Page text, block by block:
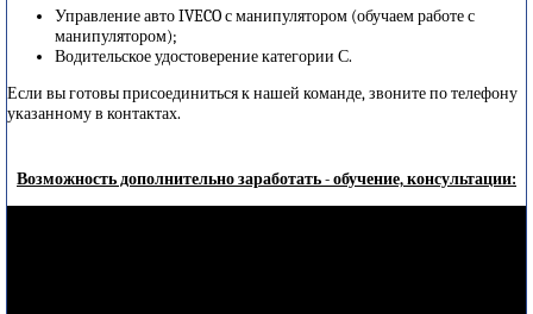
Управление авто IVECO с манипулятором (обучаем работе с
манипулятором);
Водительское удостоверение категории С.
Если вы готовы присоединиться к нашей команде, звоните по телефону
указанному в контактах.
Возможность дополнительно заработать - обучение, консультации: